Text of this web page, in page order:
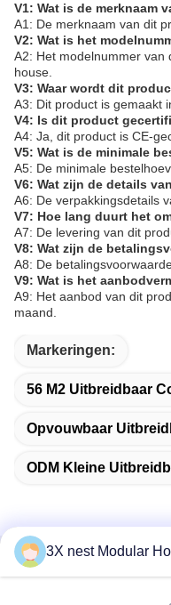
V1: Wat is de merknaam
A1: De merknaam van dit
V2: Wat is het
A2: Het modelnummer van
house.
V3: Waar wordt dit
A3: Dit product is gemaakt
V4: Is dit product
A4: Ja, dit product is CE-
V5: Wat is de minimale
A5: De minimale
V6: Wat zijn de details
A6: De verpakkingsdetails
V7: Hoe lang duurt het
A7: De levering van dit
V8: Wat zijn de
A8: De
V9: Wat is het
A9: Het aanbod van dit
maand.
Markeringen:
56 M2 Uitbreidbaar
Opvouwbaar
ODM Kleine
Snel contact
3X nest Modular